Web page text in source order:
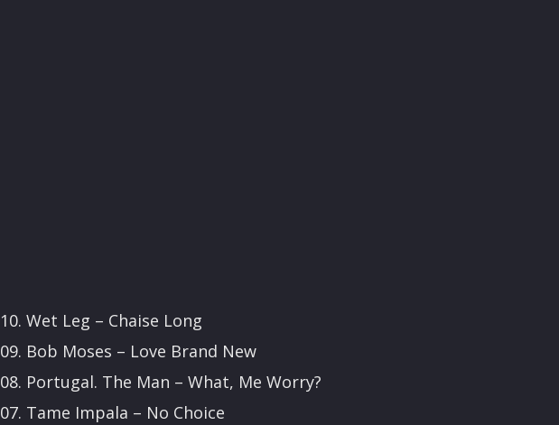
10. Wet Leg – Chaise Long
09. Bob Moses – Love Brand New
08. Portugal. The Man – What, Me Worry?
07. Tame Impala – No Choice